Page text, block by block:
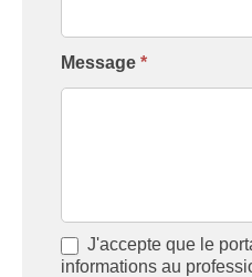
Message *
J'accepte que le
informations au